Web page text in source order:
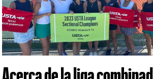
Acerca de la liga